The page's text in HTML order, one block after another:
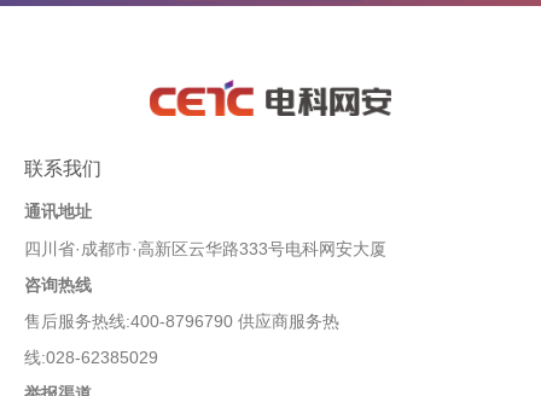
联系我们
通讯地址
四川省·成都市·高新区云华路333号电科网安大厦
咨询热线
售后服务热线:400-8796790 供应商服务热
线:028-62385029